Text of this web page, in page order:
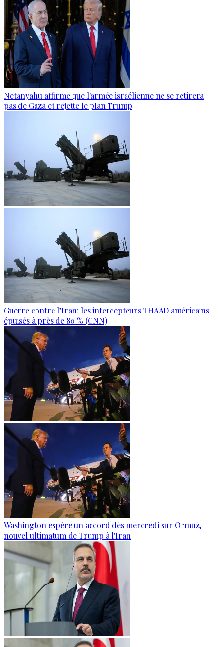
Netanyahu affirme que l'armée israélienne ne se retirera
pas de Gaza et rejette le plan Trump
Guerre contre l’Iran: les intercepteurs THAAD américains
épuisés à près de 80 % (CNN)
Washington espère un accord dès mercredi sur Ormuz,
nouvel ultimatum de Trump à l'Iran